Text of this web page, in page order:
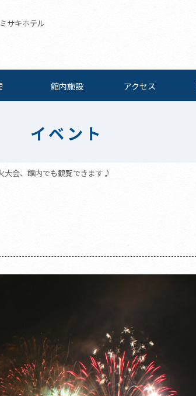
サキホテル
館内施設 アクセス
イベント
大会、館内でも観覧できます♪